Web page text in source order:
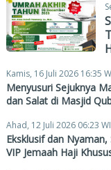
Kamis, 16 Juli 2026 16:35
Menyusuri Sejuknya
dan Salat di Masjid
Ahad, 12 Juli 2026 06:23
Eksklusif dan
VIP Jemaah Haji